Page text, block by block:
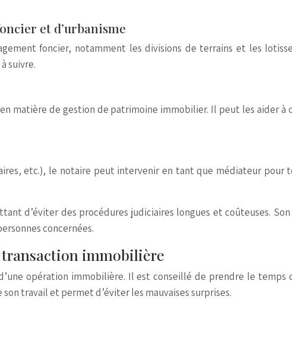
et d’urbanisme
foncier, notamment les divisions de terrains et les
suivre.
matière de gestion de patrimoine immobilier. Il peut les aider
etc.), le notaire peut intervenir en tant que médiateur
d’éviter des procédures judiciaires longues et coûteuses.
concernées.
immobilière
opération immobilière. Il est conseillé de prendre le
travail et permet d’éviter les mauvaises surprises.